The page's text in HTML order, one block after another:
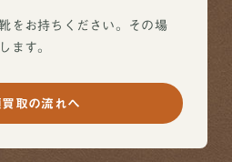
をお持ちください。その場
ます。
取の流れへ